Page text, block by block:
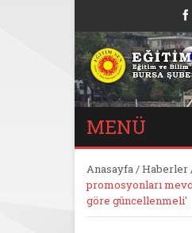
MENÜ
Anasayfa/Haberler
promosyonları
göre güncellenmeli'